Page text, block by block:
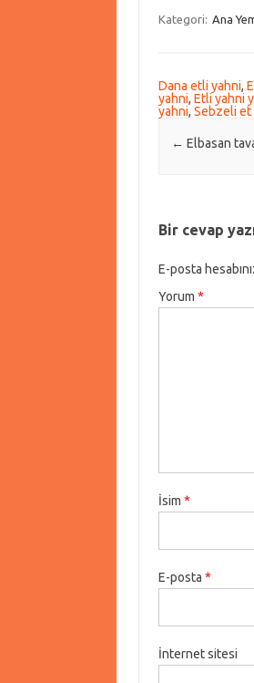
Kategori: Ana
Dana etli yahni,
yahni, Etli yahni
yahni, Sebzeli et
Post
← Elbasan
Bir cevap
E-posta
Yorum *
İsim *
E-posta *
İnternet sitesi